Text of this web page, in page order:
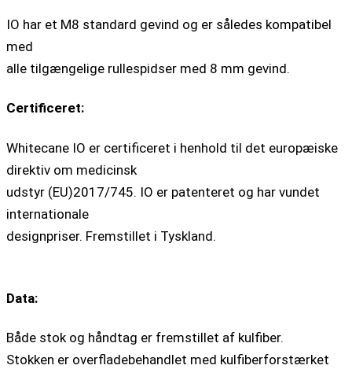
IO har et M8 standard gevind og er således kompatibel
med
alle tilgængelige rullespidser med 8 mm gevind.
Certificeret:
Whitecane IO er certificeret i henhold til det europæiske
direktiv om medicinsk
udstyr (EU)2017/745. IO er patenteret og har vundet
internationale
designpriser. Fremstillet i Tyskland.
Data:
Både stok og håndtag er fremstillet af kulfiber.
Stokken er overfladebehandlet med kulfiberforstærket